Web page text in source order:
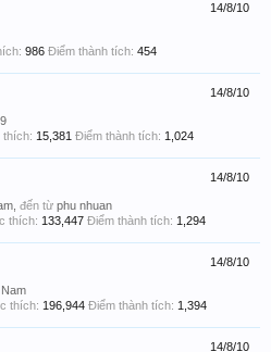
14/8/10
986 Điểm thành tích: 454
14/8/10
15,381 Điểm thành tích: 1,024
14/8/10
đến từ phu nhuan
thích: 133,447 Điểm thành tích: 1,294
14/8/10
, Nam
thích: 196,944 Điểm thành tích: 1,394
14/8/10